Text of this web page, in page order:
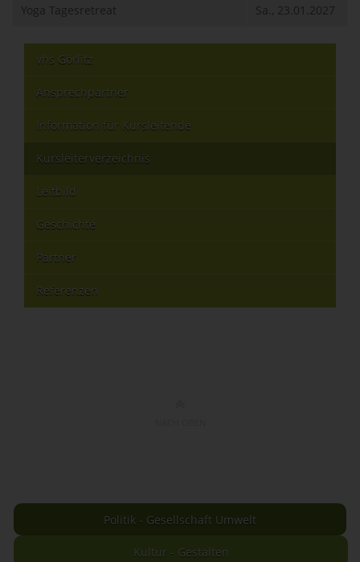
Yoga Tagesretreat Sa., 23.01.2027
vhs Görlitz
Ansprechpartner
Information für Kursleitende
Kursleiterverzeichnis
Leitbild
Geschichte
Partner
Referenzen
Politik - Gesellschaft Umwelt
Kultur - Gestalten